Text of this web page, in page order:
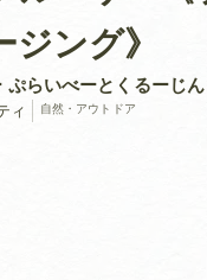
ング》
ぷらいべーとくるーじん
ィ 自然・アウトドア